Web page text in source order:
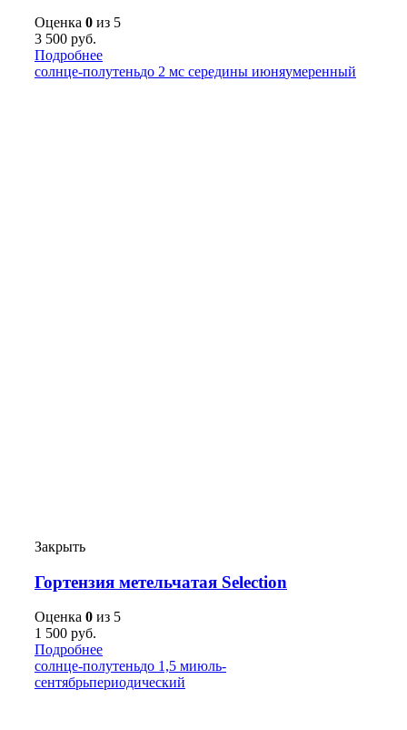
Оценка 0 из 5
3 500 руб.
Подробнее
солнце-полутеньдо 2 мс середины июняумеренный
Закрыть
Гортензия метельчатая Selection
Оценка 0 из 5
1 500 руб.
Подробнее
солнце-полутеньдо 1,5 миюль-
сентябрьпериодический